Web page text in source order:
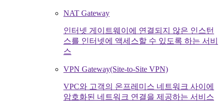
NAT Gateway
인터넷 게이트웨이에 연결되지 않은 인스턴
스를 인터넷에 액세스할 수 있도록 하는 서비
스
VPN Gateway(Site-to-Site VPN)
VPC와 고객의 온프레미스 네트워크 사이에
암호화된 네트워크 연결을 제공하는 서비스